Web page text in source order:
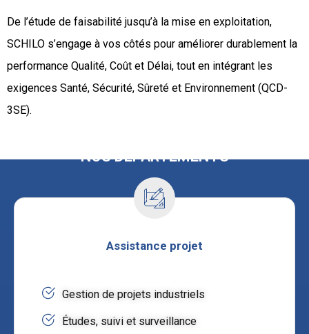
De l’étude de faisabilité jusqu’à la mise en exploitation,
SCHILO s’engage à vos côtés pour améliorer durablement la
performance Qualité, Coût et Délai, tout en intégrant les
exigences Santé, Sécurité, Sûreté et Environnement (QCD-
3SE).
NOS DÉPARTEMENTS
Assistance projet
Gestion de projets industriels
Études, suivi et surveillance